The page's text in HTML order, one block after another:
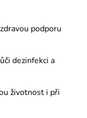
podporu
dezinfekci a
životnost i při